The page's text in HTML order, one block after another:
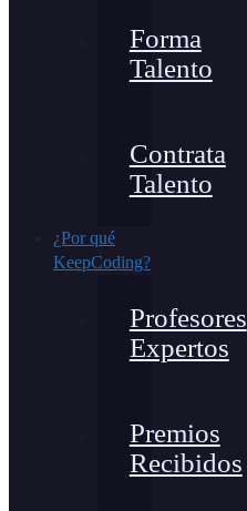
Forma
Talento
Contrata
Talento
¿Por qué
KeepCoding?
Profesores
Expertos
Premios
Recibidos